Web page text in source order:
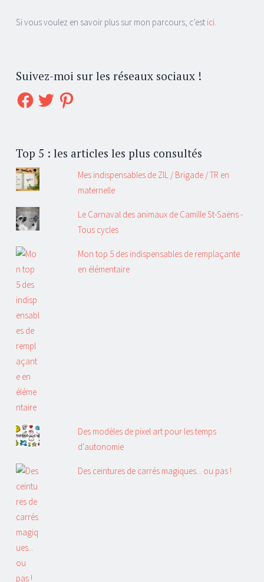
Si vous voulez en savoir plus sur mon parcours, c’est ici
Suivez-moi sur les réseaux sociaux !
Facebook
Twitter Pinterest
Top 5 : les articles les plus consultés
Mes indispensables de ZIL / Brigade / TR en
maternelle
Le Carnaval des animaux de Camille St-Saëns -
Tous cycles
Mon top 5 des indispensables de remplaçante
en élémentaire
Des modèles de pixel art pour les temps
d'autonomie
Des ceintures de carrés magiques... ou pas !